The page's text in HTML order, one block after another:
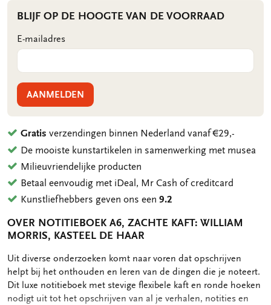
BLIJF OP DE HOOGTE VAN DE VOORRAAD
E-mailadres
AANMELDEN
Gratis verzendingen binnen Nederland vanaf €29,-
De mooiste kunstartikelen in samenwerking met musea
Milieuvriendelijke producten
Betaal eenvoudig met iDeal, Mr Cash of creditcard
Kunstliefhebbers geven ons een9.2
OVER NOTITIEBOEK A6, ZACHTE KAFT: WILLIAM
MORRIS, KASTEEL DE HAAR
OMSCHRIJVING
Uit diverse onderzoeken komt naar voren dat opschrijven
helpt bij het onthouden en leren van de dingen die je noteert.
Dit luxe notitieboek met stevige flexibele kaft en ronde hoeken
nodigt uit tot het opschrijven van al je verhalen, notities en